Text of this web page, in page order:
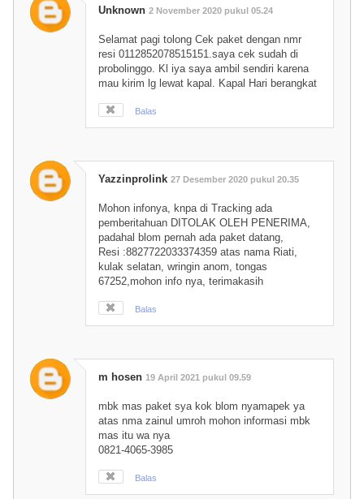
Unknown 2 November 2020 pukul 05.24
Selamat pagi tolong Cek paket dengan nmr
resi 0112852078515151.saya cek sudah di
probolinggo. Kl iya saya ambil sendiri karena
mau kirim lg lewat kapal. Kapal Hari berangkat
Balas
Yazzinprolink 27 Desember 2020 pukul 20.35
Mohon infonya, knpa di Tracking ada
pemberitahuan DITOLAK OLEH PENERIMA,
padahal blom pernah ada paket datang,
Resi :8827722033374359 atas nama Riati,
kulak selatan, wringin anom, tongas
67252,mohon info nya, terimakasih
Balas
m hosen 19 April 2021 pukul 09.59
mbk mas paket sya kok blom nyamapek ya
atas nma zainul umroh mohon informasi mbk
mas itu wa nya
0821-4065-3985
Balas